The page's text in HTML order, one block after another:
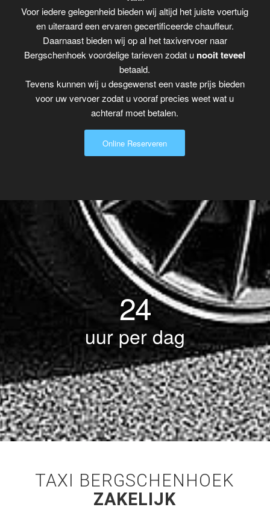
Voor iedere gelegenheid bieden wij altijd het juiste voertuig
en uiteraard een ervaren gecertificeerde chauffeur.
Daarnaast bieden wij op al het taxivervoer naar
Bergschenhoek voordelige tarieven zodat u nooit teveel
betaald.
Tevens kunnen wij u desgewenst een vaste prijs bieden
voor uw vervoer zodat u vooraf precies weet wat u
achteraf moet betalen.
Online Reserveren
24
uur per dag
TAXI BERGSCHENHOEK
ZAKELIJK